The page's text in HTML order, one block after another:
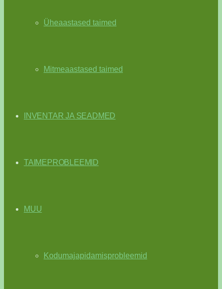
Üheaastased taimed
Mitmeaastased taimed
INVENTAR JA SEADMED
TAIMEPROBLEEMID
MUU
Kodumajapidamisprobleemid